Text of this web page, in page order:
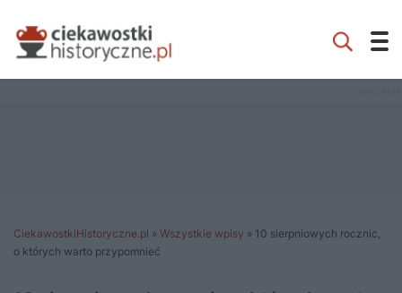
CiekawostkiHistoryczne.pl » Wszystkie wpisy » 10 sierpniowych rocznic,
o których warto przypomnieć